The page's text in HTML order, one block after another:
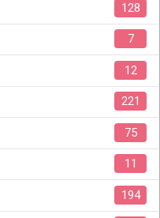
128
7
12
221
75
11
194